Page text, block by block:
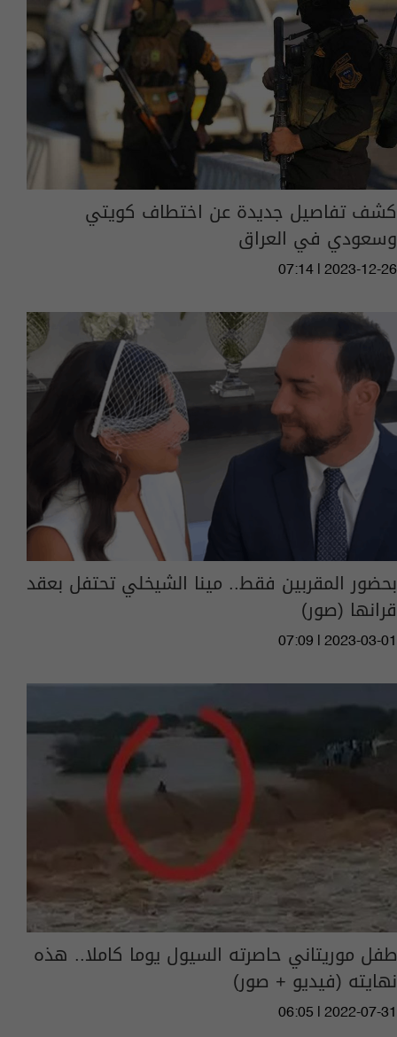
كشف تفاصيل جديدة عن اختطاف كويتي
وسعودي في العراق
07:14 | 2023-12-26
بحضور المقربين فقط.. مينا الشيخلي تحتفل بعقد
قرانها (صور)
07:09 | 2023-03-01
طفل موريتاني حاصرته السيول يوما كاملا.. هذه
نهايته (فيديو + صور)
06:05 | 2022-07-31